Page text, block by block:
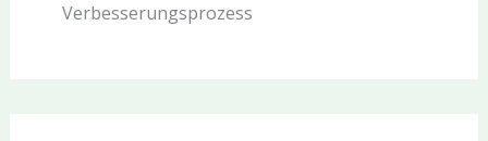
Verbesserungsprozess